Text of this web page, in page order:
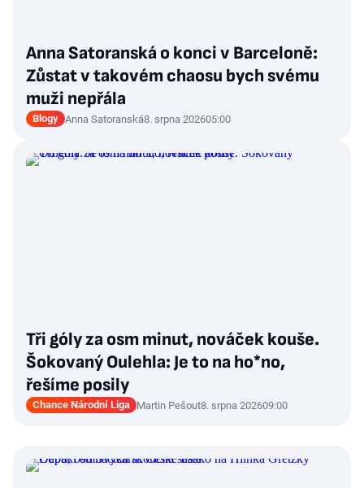
Anna Satoranská o konci v Barceloně:
Zůstat v takovém chaosu bych svému
muži nepřála
Blogy Anna Satoranská8. srpna 202605:00
Tři góly za osm minut, nováček kouše.
Šokovaný Oulehla: Je to na ho*no,
řešíme posily
Chance Národní Liga Martin Pešout8. srpna 202609:00